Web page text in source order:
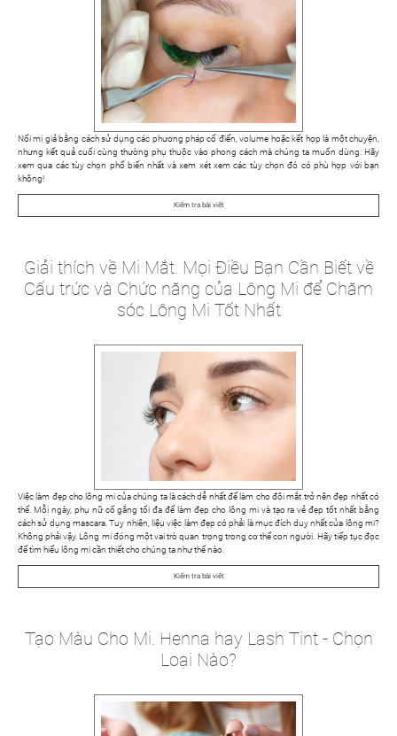
Nối mi giả bằng cách sử dụng các phương pháp cổ điển, volume hoặc kết hợp là một chuyện,
nhưng kết quả cuối cùng thường phụ thuộc vào phong cách mà chúng ta muốn dùng. Hãy
xem qua các tùy chọn phổ biến nhất và xem xét xem các tùy chọn đó có phù hợp với bạn
không!
Kiểm tra bài viết
Giải thích về Mi Mắt. Mọi Điều Bạn Cần Biết về
Cấu trức và Chức năng của Lông Mi để Chăm
sóc Lông Mi Tốt Nhất
Việc làm đẹp cho lông mi của chúng ta là cách dễ nhất để làm cho đôi mắt trở nên đẹp nhất có
thể. Mỗi ngày, phụ nữ cố gắng tối đa để làm đẹp cho lông mi và tạo ra vẻ đẹp tốt nhất bằng
cách sử dụng mascara. Tuy nhiên, liệu việc làm đẹp có phải là mục đích duy nhất của lông mi?
Không phải vậy. Lông mi đóng một vai trò quan trọng trong cơ thể con người. Hãy tiếp tục đọc
để tìm hiểu lông mi cần thiết cho chúng ta như thế nào.
Kiểm tra bài viết
Tạo Màu Cho Mi. Henna hay Lash Tint - Chọn
Loại Nào?